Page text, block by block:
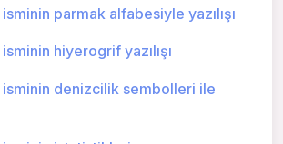
parmak alfabesiyle yazılışı
hiyerogrif yazılışı
denizcilik sembolleri ile